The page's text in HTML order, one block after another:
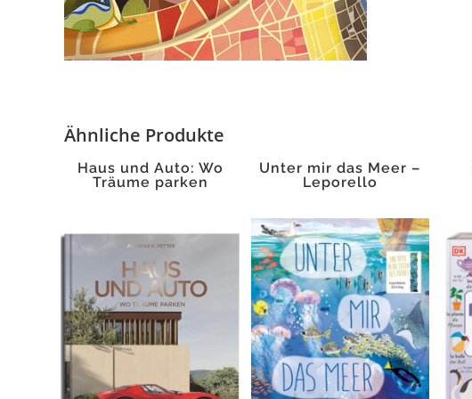
Ähnliche Produkte
Haus und Auto: Wo
Träume parken
Unter mir das Meer –
Leporello